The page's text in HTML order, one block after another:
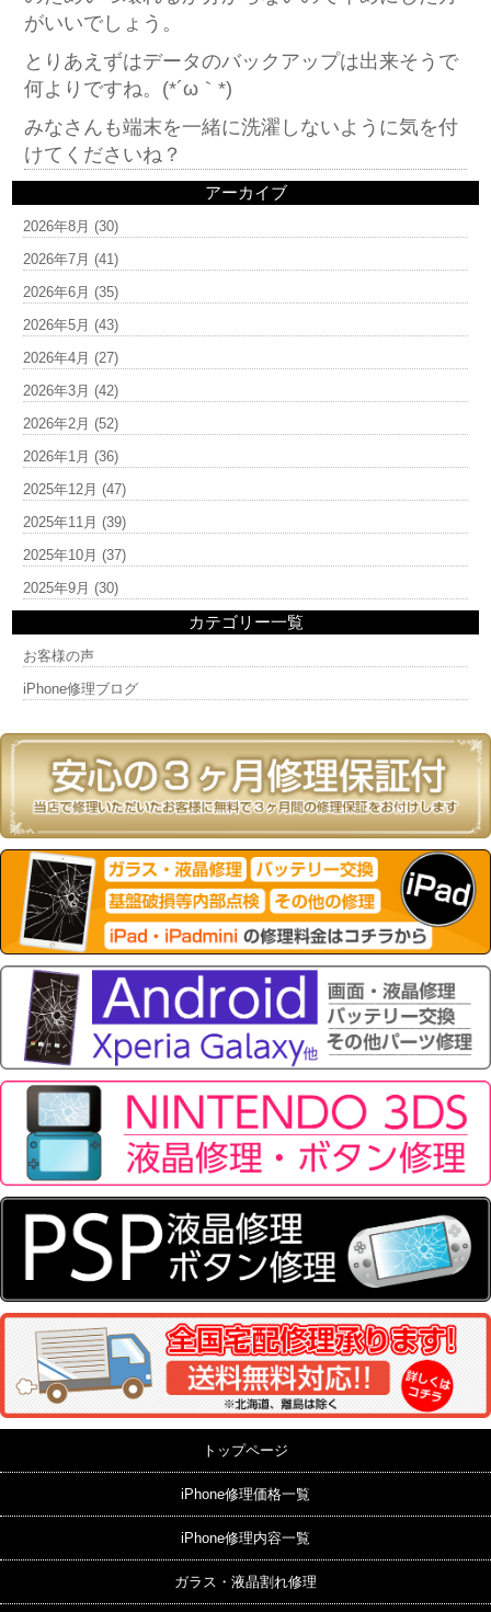
がいいでしょう。
とりあえずはデータのバックアップは出来そうで
何よりですね。(*´ω｀*)
みなさんも端末を一緒に洗濯しないように気を付
けてくださいね？
アーカイブ
2026年8月 (30)
2026年7月 (41)
2026年6月 (35)
2026年5月 (43)
2026年4月 (27)
2026年3月 (42)
2026年2月 (52)
2026年1月 (36)
2025年12月 (47)
2025年11月 (39)
2025年10月 (37)
2025年9月 (30)
カテゴリー一覧
お客様の声
iPhone修理ブログ
トップページ
iPhone修理価格一覧
iPhone修理内容一覧
ガラス・液晶割れ修理